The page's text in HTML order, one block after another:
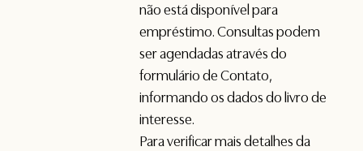
não está disponível para
empréstimo. Consultas podem
ser agendadas através do
formulário deContato,
informando os dados do livro de
interesse.
Para verificar mais detalhes da